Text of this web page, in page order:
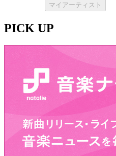
マイアーティスト
PICK UP